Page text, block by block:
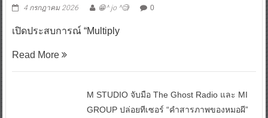
4 กรกฎาคม 2026 😁^ jo ^🧐 0
เปิดประสบการณ์ “Multiply
Read More
M STUDIO จับมือ The Ghost Radio และ MI
GROUP ปล่อยทีเซอร์ “คำสารภาพของหมอผี”